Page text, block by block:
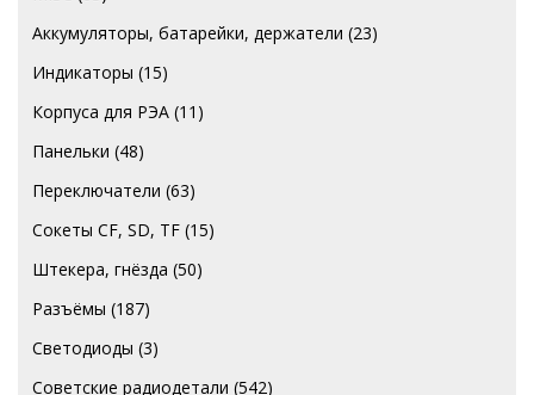
Аккумуляторы, батарейки, держатели (23)
Индикаторы (15)
Корпуса для РЭА (11)
Панельки (48)
Переключатели (63)
Сокеты CF, SD, TF (15)
Штекера, гнёзда (50)
Разъёмы (187)
Светодиоды (3)
Советские радиодетали (542)